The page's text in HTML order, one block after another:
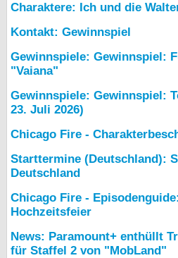
Charaktere: Ich und die
Kontakt: Gewinnspiel
Gewinnspiele: Gewinnspiel:
"Vaiana"
Gewinnspiele: Gewinnspiel:
23. Juli 2026)
Chicago Fire -
Starttermine (Deutschland):
Deutschland
Chicago Fire -
Hochzeitsfeier
News: Paramount+ enthüllt
für Staffel 2 von "MobLand"